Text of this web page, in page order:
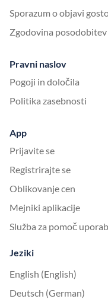
Sporazum o objavi
Zgodovina
Pravni naslov
Pogoji in določila
Politika zasebnosti
App
Prijavite se
Registrirajte se
Oblikovanje cen
Mejniki aplikacije
Služba za pomoč
Jeziki
English (English)
Deutsch (German)